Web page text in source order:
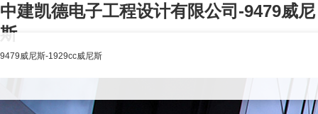
中建凯德电子工程设计有限公司-9479威尼
斯
9479威尼斯-1929cc威尼斯